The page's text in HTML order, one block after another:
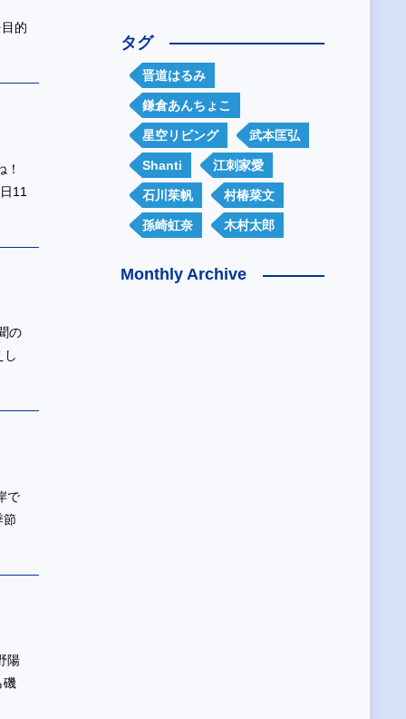
的
11
の
し
で
節
陽
磯
タグ
晋道はるみ
鎌倉あんちょこ
星空リビング 武本匡弘
Shanti 江刺家愛
石川茱帆 村椿菜文
孫崎虹奈 木村太郎
Monthly Archive